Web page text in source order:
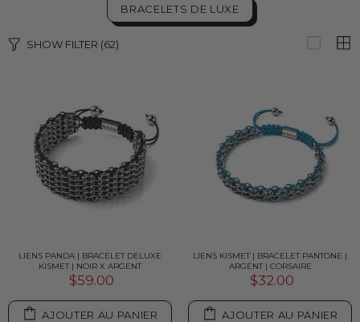
BRACELETS DE LUXE
SHOW FILTER (62)
LIENS PANDA | BRACELET DELUXE
KISMET | NOIR X ARGENT
$59.00
AJOUTER AU PANIER
LIENS KISMET | BRACELET PANTONE |
ARGENT | CORSAIRE
$32.00
AJOUTER AU PANIER